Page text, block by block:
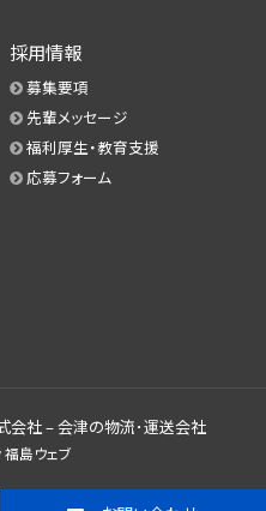
採用情報
募集要項
先輩メッセージ
福利厚生・教育支援
応募フォーム
会社 – 会津の物流･運送会社
福島ウェブ